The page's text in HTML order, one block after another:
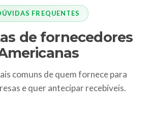
FREQUENTES
de fornecedores
comuns de quem fornece para
e quer antecipar recebíveis.